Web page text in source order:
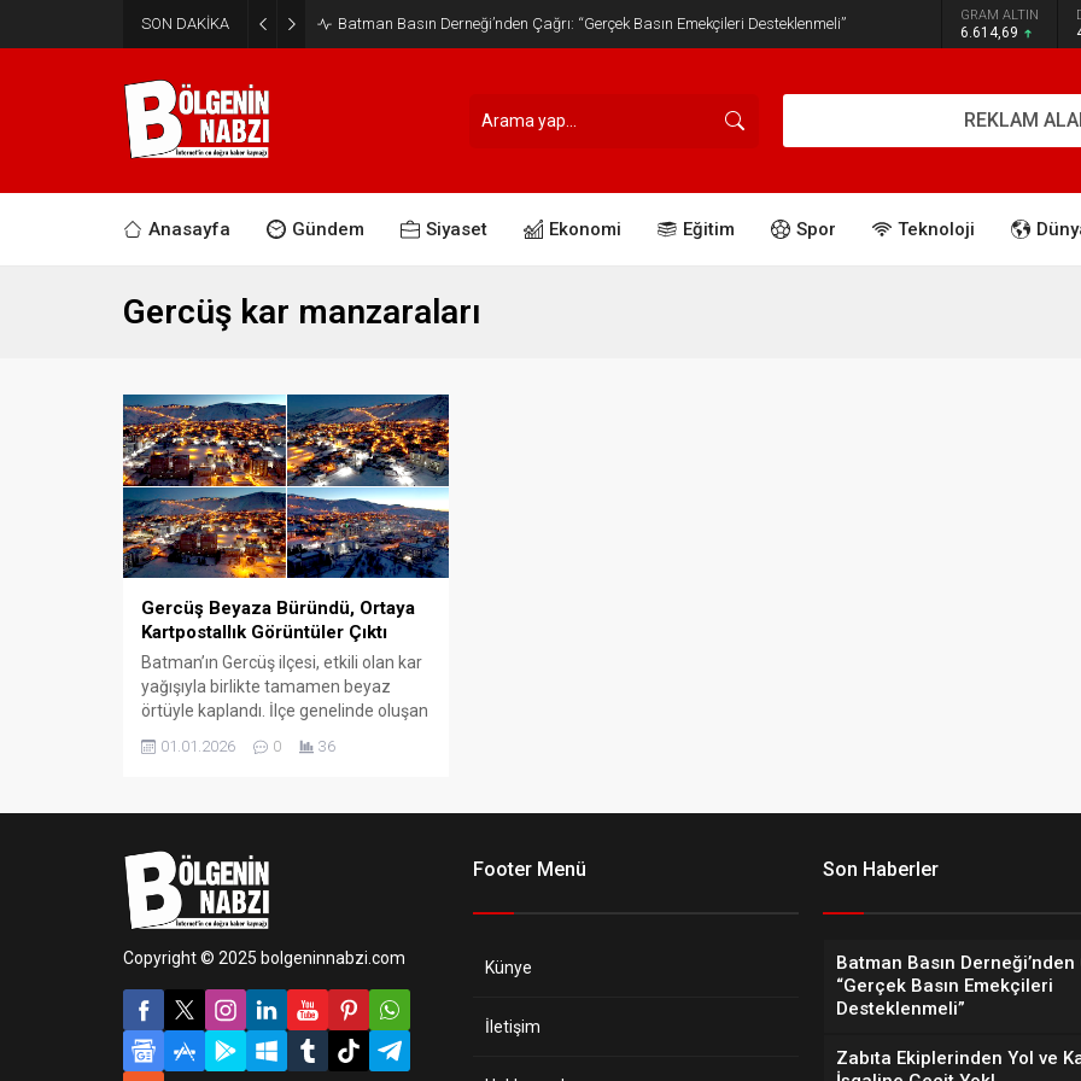
SON DAKİKA Batman Basın Derneği’nden Çağrı: “Gerçek Basın Emekçileri Desteklenmeli” GRAM ALTIN
6.614,69
REKLAM
Anasayfa Gündem Siyaset Ekonomi Eğitim Spor Teknoloji
Gercüş kar manzaraları
Gercüş Beyaza Büründü, Ortaya
Kartpostallık Görüntüler Çıktı
Batman’ın Gercüş ilçesi, etkili olan kar
yağışıyla birlikte tamamen beyaz
örtüyle kaplandı. İlçe genelinde oluşan
görüntüler oluşturdu.
01.01.2026 0 36
Copyright © 2025 bolgeninnabzi.com
Footer Menü
Künye
İletişim
Son Haberler
Batman Basın Derneği’nden
“Gerçek Basın Emekçileri
Desteklenmeli”
Zabıta Ekiplerinden Yol ve